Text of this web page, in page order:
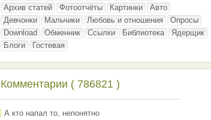
Архив статей
Фотоотчёты Картинки
Авто
Девчонки
Мальчики Любовь и отношения
Опросы
Download
Обменник Ссылки Библиотека
Ядерщик
Блоги
Гостевая
Комментарии ( 786821 )
А кто напал то, непонятно